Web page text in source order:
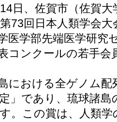
日、佐賀市（佐賀
73回日本人類学会大
医学部先端医学研究
コンクールの若手会
における全ゲノム配
」であり、琉球諸島
。この賞は、人類学